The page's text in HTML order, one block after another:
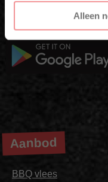
Alleen
Download 'm nu en
Aanbod
BBQ vlees